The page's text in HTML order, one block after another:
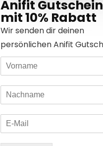
Anifit
mit 10% Rabatt
Wir senden dir deinen
persönlichen Anifit